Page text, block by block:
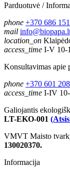
Parduotuvė /
phone +370 686
mail
location_on
access_time I-V 10-
Konsultavimas apie
phone +370 601
access_time I-IV
Galiojantis
LT-EKO-001
VMVT Maisto
130020370.
Informacija